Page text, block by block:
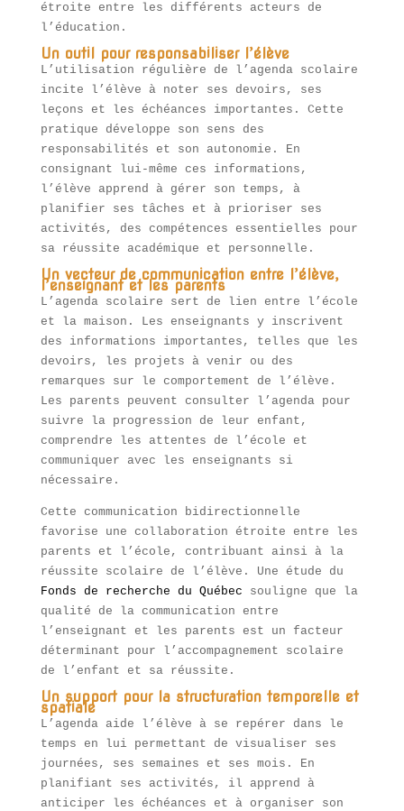
étroite entre les différents acteurs de
l’éducation.
Un outil pour responsabiliser l’élève
L’utilisation régulière de l’agenda scolaire
incite l’élève à noter ses devoirs, ses
leçons et les échéances importantes. Cette
pratique développe son sens des
responsabilités et son autonomie. En
consignant lui-même ces informations,
l’élève apprend à gérer son temps, à
planifier ses tâches et à prioriser ses
activités, des compétences essentielles pour
sa réussite académique et personnelle.
Un vecteur de communication entre l’élève,
l’enseignant et les parents
L’agenda scolaire sert de lien entre l’école
et la maison. Les enseignants y inscrivent
des informations importantes, telles que les
devoirs, les projets à venir ou des
remarques sur le comportement de l’élève.
Les parents peuvent consulter l’agenda pour
suivre la progression de leur enfant,
comprendre les attentes de l’école et
communiquer avec les enseignants si
nécessaire.
Cette communication bidirectionnelle
favorise une collaboration étroite entre les
parents et l’école, contribuant ainsi à la
réussite scolaire de l’élève. Une étude du
Fonds de recherche du Québec souligne que la
qualité de la communication entre
l’enseignant et les parents est un facteur
déterminant pour l’accompagnement scolaire
de l’enfant et sa réussite.
Un support pour la structuration temporelle et
spatiale
L’agenda aide l’élève à se repérer dans le
temps en lui permettant de visualiser ses
journées, ses semaines et ses mois. En
planifiant ses activités, il apprend à
anticiper les échéances et à organiser son